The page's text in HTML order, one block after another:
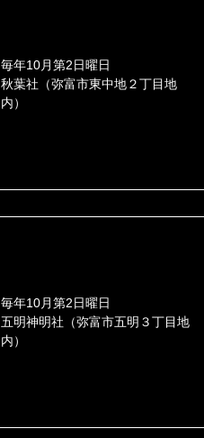
毎年10月第2日曜日
秋葉社（弥富市東中地２丁目地
内）
毎年10月第2日曜日
五明神明社（弥富市五明３丁目地
内）